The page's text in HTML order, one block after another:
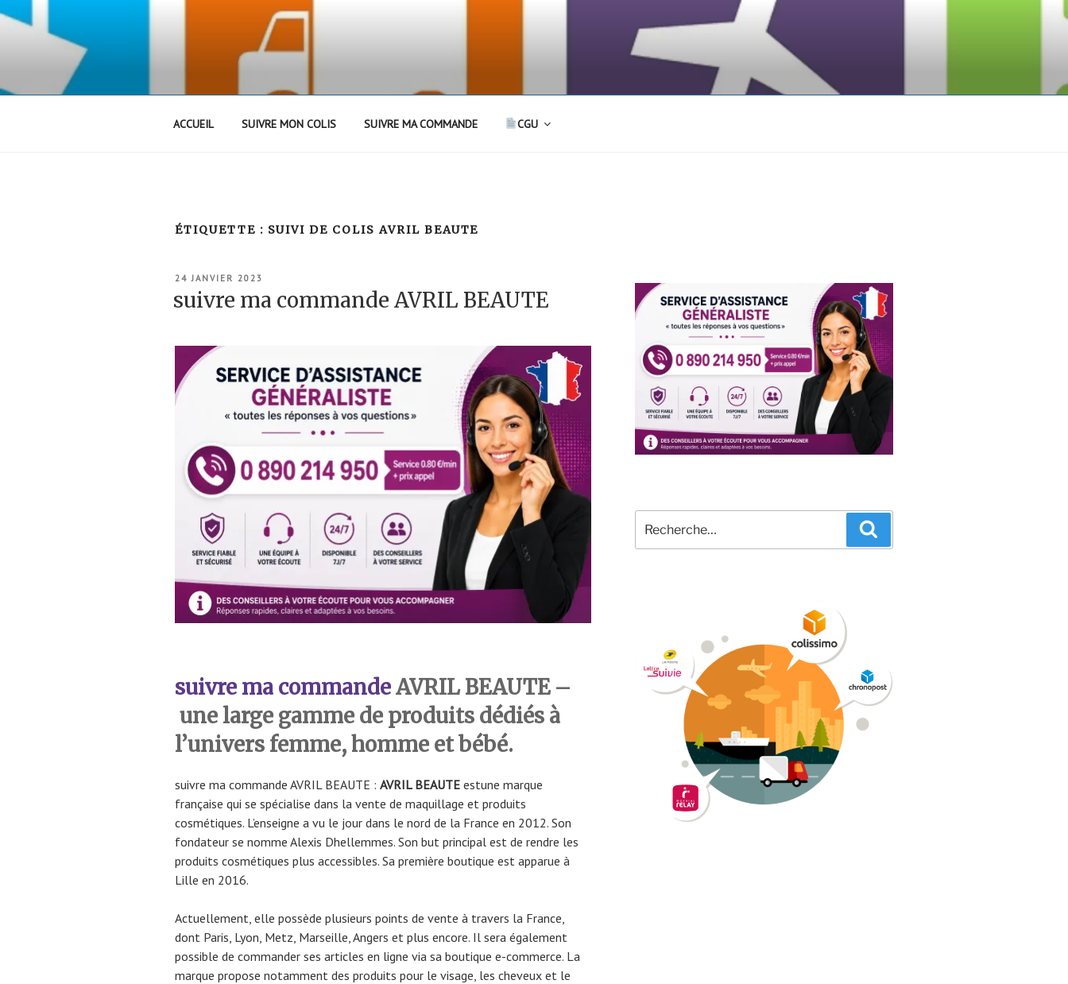
Aller
ACCUEIL SUIVRE MON COLIS SUIVRE MA COMMANDE CGU
ÉTIQUETTE : SUIVI DE COLIS AVRIL BEAUTE
PUBLIÉ
24 JANVIER 2023
suivre ma commande AVRIL BEAUTE
suivre ma commandeAVRIL BEAUTE –
une large gamme de produits dédiés à
l’univers femme, homme et bébé.
suivre ma commande AVRIL BEAUTE : AVRIL BEAUTE estune marque
française qui se spécialise dans la vente de maquillage et produits
cosmétiques. L’enseigne a vu le jour dans le nord de la France en 2012. Son
fondateur se nomme Alexis Dhellemmes. Son but principal est de rendre les
produits cosmétiques plus accessibles. Sa première boutique est apparue à
Lille en 2016.
Actuellement, elle possède plusieurs points de vente à travers la France,
dont Paris, Lyon, Metz, Marseille, Angers et plus encore. Il sera également
possible de commander ses articles en ligne via sa boutique e-commerce. La
marque propose notamment des produits pour le visage, les cheveux et le
pour